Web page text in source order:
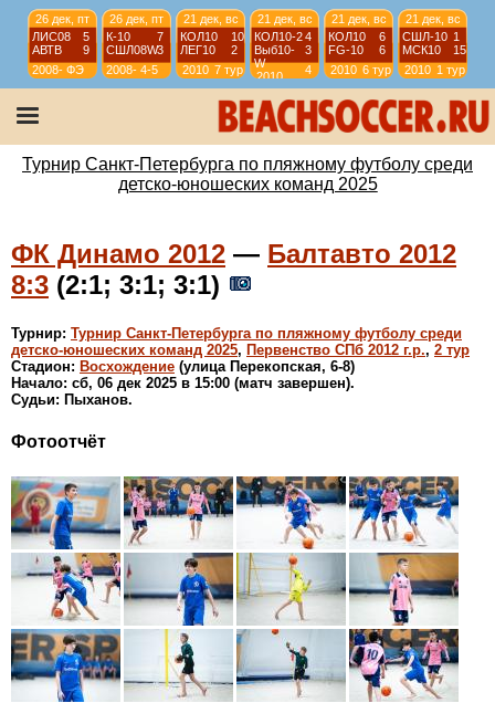
26 дек, пт
ЛИС08
5
АВТВ
9
2008-
2009
ФЭ
26 дек, пт
К-10
7
СШЛ08W3
2008-
2009
4-5
21 дек, вс
КОЛ10
10
ЛЕГ10
2
2010 7 тур
21 дек, вс
КОЛ10-24
Выб10-
W
3
2010
4
тур
21 дек, вс
КОЛ10
6
FG-10
6
2010 6 тур
21 дек, вс
СШЛ-10 1
МСК10
15
2010 1 тур
21 дек, вс
ВЫБ13R 2
МСК13
6
21 дек, вс
СЕСТ14
5
ЗЕН15
3
21 дек, вс
К-14(2)
4
КОЛ-14
12
Турнир Санкт-Петербурга по пляжному футболу среди
детско-юношеских команд 2025
ФК Динамо 2012 — Балтавто 2012
8:3 (2:1; 3:1; 3:1)
Турнир: Турнир Санкт-Петербурга по пляжному футболу среди
детско-юношеских команд 2025, Первенство СПб 2012 г.р., 2 тур
Стадион: Восхождение (улица Перекопская, 6-8)
Начало: сб, 06 дек 2025 в 15:00 (матч завершен).
Судьи: Пыханов.
Фотоотчёт